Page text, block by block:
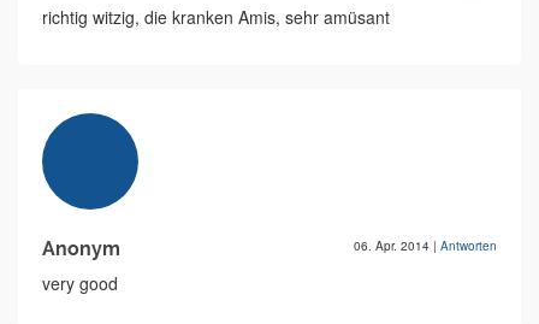
richtig witzig, die kranken Amis, sehr amüsant
Anonym 06. Apr. 2014 | Antworten
very good